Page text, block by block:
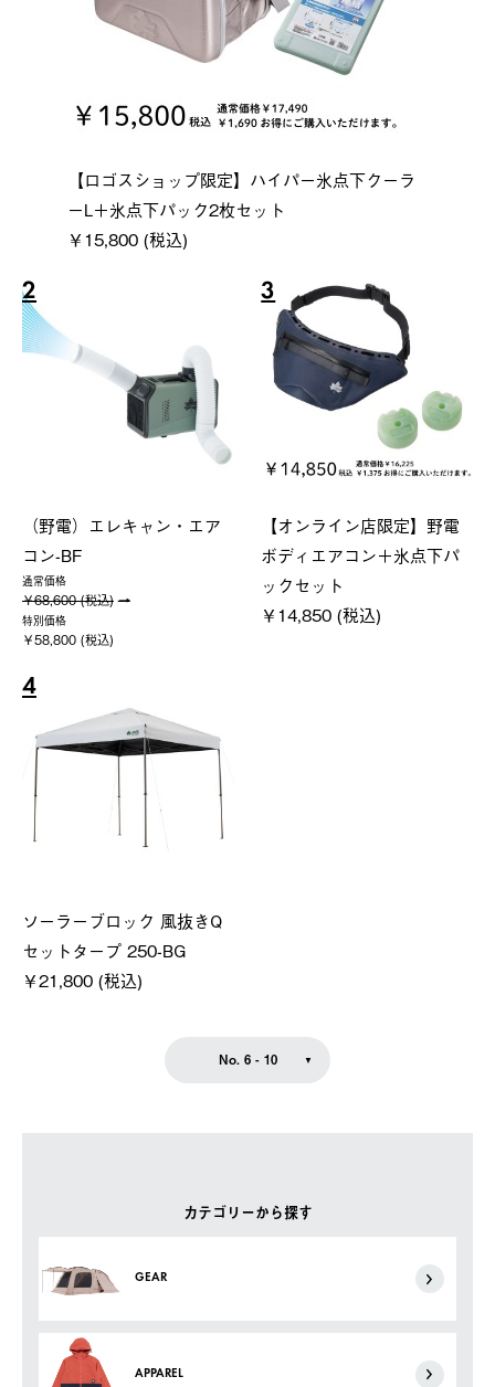
カテゴリーから探す
GEAR
APPAREL
【ロゴスショップ限定】ハイパー氷点下クーラ
ーL＋氷点下パック2枚セット
￥15,800 (税込)
2
（野電）エレキャン・エア
コン-BF
通常価格
￥68,600 (税込)
特別価格
￥58,800 (税込)
3
【オンライン店限定】野電
ボディエアコン＋氷点下パ
ックセット
￥14,850 (税込)
4
ソーラーブロック 風抜きQ
セットタープ 250-BG
￥21,800 (税込)
No. 6 - 10